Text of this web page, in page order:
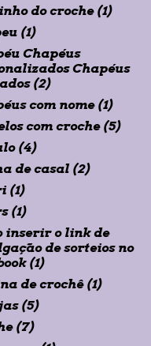
do croche (1)
(1)
Chapéus
Chapéus
(2)
com nome (1)
com croche (5)
(4)
de casal (2)
(1)
(1)
inserir o link de
de sorteios no
(1)
de crochê (1)
(5)
(7)